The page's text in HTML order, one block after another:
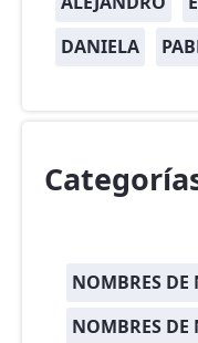
DANIELA
NOMBRES DE
NOMBRES DE